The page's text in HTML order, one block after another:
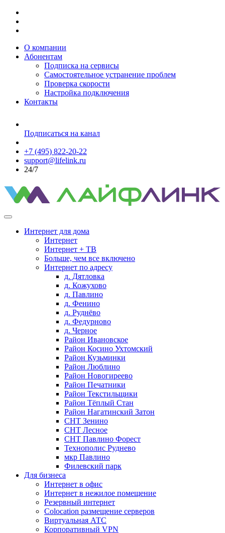
О компании
Абонентам
Подписка на сервисы
Самостоятельное устранение проблем
Проверка скорости
Настройка подключения
Контакты
Подписаться на канал
+7 (495) 822-20-22
support@lifelink.ru
24/7
Интернет для дома
Интернет
Интернет + ТВ
Больше, чем все включено
Интернет по адресу
д. Дятловка
д. Кожухово
д. Павлино
д. Фенино
д. Руднёво
д. Федурново
д. Черное
Район Ивановское
Район Косино Ухтомский
Район Кузьминки
Район Люблино
Район Новогиреево
Район Печатники
Район Текстильщики
Район Тёплый Стан
Район Нагатинский Затон
СНТ Зенино
СНТ Лесное
СНТ Павлино Форест
Технополис Руднево
мкр Павлино
Филевский парк
Для бизнеса
Интернет в офис
Интернет в нежилое помещение
Резервный интернет
Colocation размещение серверов
Виртуальная АТС
Корпоративный VPN